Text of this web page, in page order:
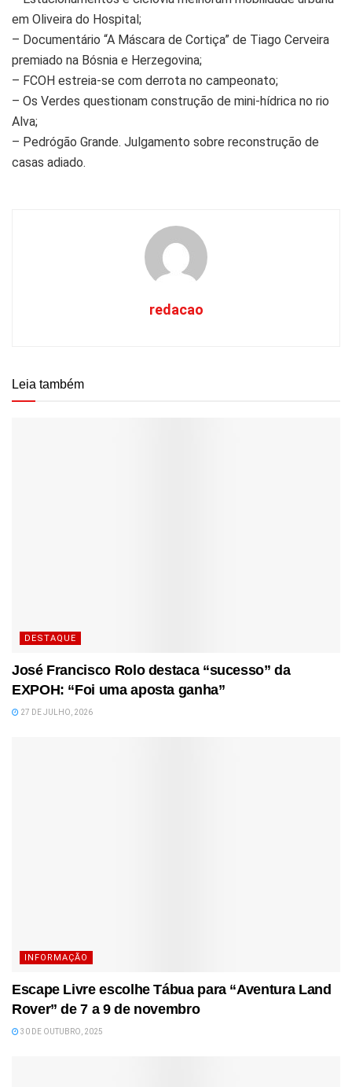
em Oliveira do Hospital;
– Documentário “A Máscara de Cortiça” de Tiago Cerveira
premiado na Bósnia e Herzegovina;
– FCOH estreia-se com derrota no campeonato;
– Os Verdes questionam construção de mini-hídrica no rio
Alva;
– Pedrógão Grande. Julgamento sobre reconstrução de
casas adiado.
redacao
Leia também
DESTAQUE
José Francisco Rolo destaca “sucesso” da
EXPOH: “Foi uma aposta ganha”
27 DE JULHO, 2026
INFORMAÇÃO
Escape Livre escolhe Tábua para “Aventura Land
Rover” de 7 a 9 de novembro
30 DE OUTUBRO, 2025